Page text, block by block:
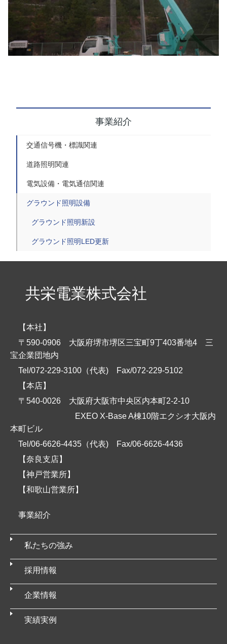
事業紹介
交通信号機・標識関連
道路照明関連
電気設備・電気通信関連
グラウンド照明設備
グラウンド照明新設
グラウンド照明LED更新
共栄電業株式会社
【本社】
〒590-0906 大阪府堺市堺区三宝町9丁403番地4 三
宝企業団地内
Tel/072-229-3100（代表)
Fax/072-229-5102
【本店】
〒540-0026 大阪府大阪市中央区内本町2-2-10
EXEO X-Base A棟10階エクシオ大阪内
本町ビル
Tel/06-6626-4435（代表)
Fax/06-6626-4436
【奈良支店】
【神戸営業所】
【和歌山営業所】
事業紹介
私たちの強み
採用情報
企業情報
実績実例